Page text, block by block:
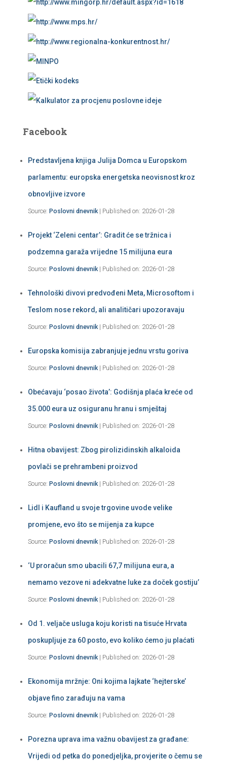
Facebook
Predstavljena knjiga Julija Domca u Europskom
parlamentu: europska energetska neovisnost kroz
obnovljive izvore
Source: Poslovni dnevnik Published on: 2026-01-28
Projekt ‘Zeleni centar’: Gradit će se tržnica i
podzemna garaža vrijedne 15 milijuna eura
Source: Poslovni dnevnik Published on: 2026-01-28
Tehnološki divovi predvođeni Meta, Microsoftom i
Teslom nose rekord, ali analitičari upozoravaju
Source: Poslovni dnevnik Published on: 2026-01-28
Europska komisija zabranjuje jednu vrstu goriva
Source: Poslovni dnevnik Published on: 2026-01-28
Obećavaju ‘posao života’: Godišnja plaća kreće od
35.000 eura uz osiguranu hranu i smještaj
Source: Poslovni dnevnik Published on: 2026-01-28
Hitna obavijest: Zbog pirolizidinskih alkaloida
povlači se prehrambeni proizvod
Source: Poslovni dnevnik Published on: 2026-01-28
Lidl i Kaufland u svoje trgovine uvode velike
promjene, evo što se mijenja za kupce
Source: Poslovni dnevnik Published on: 2026-01-28
‘U proračun smo ubacili 67,7 milijuna eura, a
nemamo vezove ni adekvatne luke za doček gostiju’
Source: Poslovni dnevnik Published on: 2026-01-28
Od 1. veljače usluga koju koristi na tisuće Hrvata
poskupljuje za 60 posto, evo koliko ćemo ju plaćati
Source: Poslovni dnevnik Published on: 2026-01-28
Ekonomija mržnje: Oni kojima lajkate ‘hejterske’
objave fino zarađuju na vama
Source: Poslovni dnevnik Published on: 2026-01-28
Porezna uprava ima važnu obavijest za građane:
Vrijedi od petka do ponedjeljka, provjerite o čemu se